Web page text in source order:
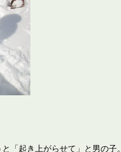
「起き上がらせて」と男の子。